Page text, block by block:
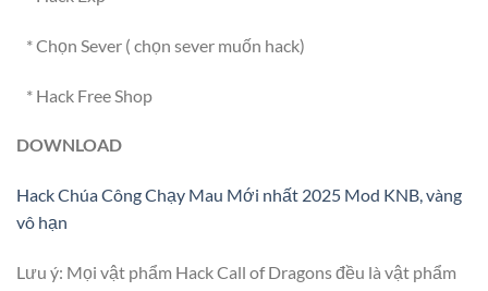
* Chọn Sever ( chọn sever muốn hack)
* Hack Free Shop
DOWNLOAD
Hack Chúa Công Chạy Mau Mới nhất 2025 Mod KNB, vàng
vô hạn
Lưu ý: Mọi vật phẩm Hack Call of Dragons đều là vật phẩm